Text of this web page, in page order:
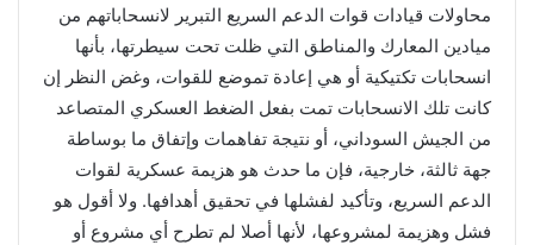
محاولات قيادات قوات الدعم السريع التبرير لانسحاباتهم من
ميادين المعارك والمناطق التي ظلت تحت سيطرتها، بأنها
انسحابات تكتيكية أو هي إعادة تموضع للقوات، وغض النظر إن
كانت تلك الانسحابات تمت بفعل الضغط العسكري المتصاعد
من الجيش السوداني، أو نتيجة تفاهمات وإتفاق ما بوساطة
جهة ثالثة، خارجية، فإن ما حدث هو هزيمة عسكرية لقوات
الدعم السريع، وتأكيد لفشلها في تحقيق أهدافها. ولا أقول هو
فشل وهزيمة لمشروعها، لأنها أصلا لم تطرح أي مشروع أو